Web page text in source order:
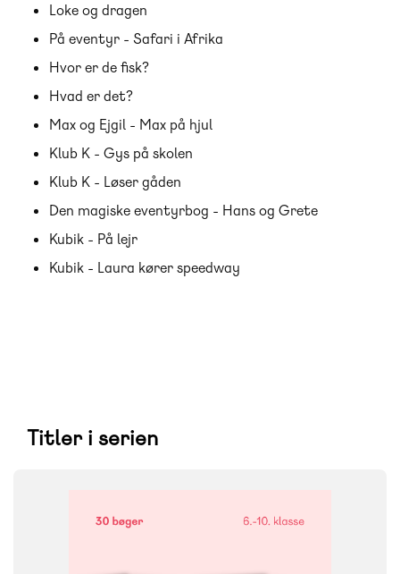
Loke og dragen
På eventyr - Safari i Afrika
Hvor er de fisk?
Hvad er det?
Max og Ejgil - Max på hjul
Klub K - Gys på skolen
Klub K - Løser gåden
Den magiske eventyrbog - Hans og Grete
Kubik - På lejr
Kubik - Laura kører speedway
Titler i serien